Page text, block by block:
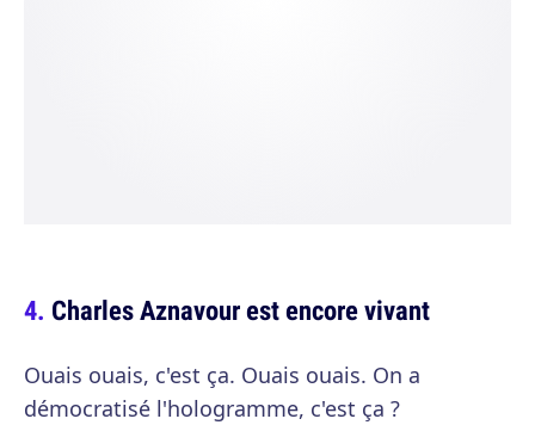
Charles Aznavour est encore vivant
Ouais ouais, c'est ça. Ouais ouais. On a
démocratisé l'hologramme, c'est ça ?